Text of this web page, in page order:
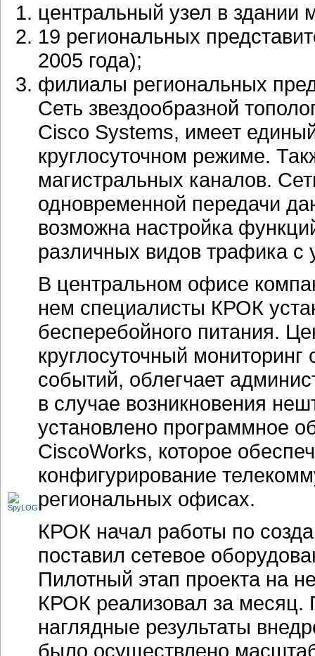
центральный узел в здании
19 региональных
2005 года);
филиалы региональных
Сеть звездообразной
Cisco Systems, имеет
круглосуточном режиме.
магистральных каналов.
одновременной передачи
возможна настройка
различных видов трафика с
В центральном офисе
нем специалисты КРОК
бесперебойного питания.
круглосуточный мониторинг
событий, облегчает
в случае возникновения
установлено программное
CiscoWorks, которое
конфигурирование
региональных офисах.
КРОК начал работы по
поставил сетевое
Пилотный этап проекта на
КРОК реализовал за месяц.
наглядные результаты
было осуществлено